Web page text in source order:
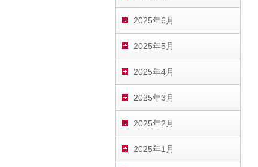
2025年6月
2025年5月
2025年4月
2025年3月
2025年2月
2025年1月